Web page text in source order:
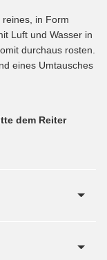
in Form
Luft und Wasser in
durchaus rosten.
eines Umtausches
dem Reiter